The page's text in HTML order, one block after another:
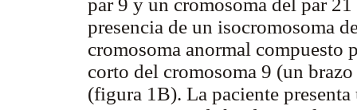
par 9 y un cromosoma del par 21
presencia de un isocromosoma
cromosoma anormal compuesto
corto del cromosoma 9 (un
(figura 1B). La paciente